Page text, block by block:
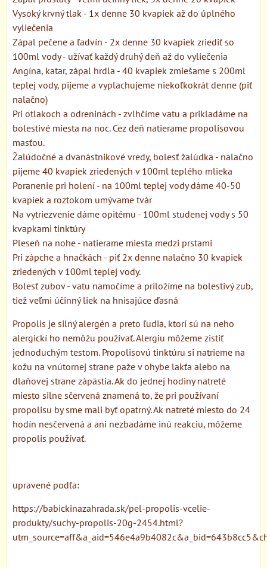
Vysoký krvný tlak - 1x denne 30 kvapiek až do úplného
vyliečenia
Zápal pečene a ľadvín - 2x denne 30 kvapiek zriediť so
100ml vody - užívať každý druhý deň až do vyliečenia
Angína, katar, zápal hrdla - 40 kvapiek zmiešame s 200ml
teplej vody, pijeme a vyplachujeme niekoľkokrát denne (piť
nalačno)
Pri otlakoch a odreninách - zvlhčíme vatu a prikladáme na
bolestivé miesta na noc. Cez deň natierame propolisovou
masťou.
Žalúdočné a dvanástnikové vredy, bolesť žalúdka - nalačno
pijeme 40 kvapiek zriedených v 100ml teplého mlieka
Poranenie pri holení - na 100ml teplej vody dáme 40-50
kvapiek a roztokom umývame tvár
Na vytriezvenie dáme opitému - 100ml studenej vody s 50
kvapkami tinktúry
Pleseň na nohe - natierame miesta medzi prstami
Pri zápche a hnačkách - piť 2x denne nalačno 30 kvapiek
zriedených v 100ml teplej vody.
Bolesť zubov - vatu namočíme a priložíme na bolestivý zub,
tiež veľmi účinný liek na hnisajúce ďasná
Propolis je silný alergén a preto ľudia, ktorí sú na neho
alergickí ho nemôžu používať. Alergiu môžeme zistiť
jednoduchým testom. Propolisovú tinktúru si natrieme na
kožu na vnútornej strane paže v ohybe lakťa alebo na
dlaňovej strane zápästia. Ak do jednej hodiny natreté
miesto silne sčervená znamená to, že pri používaní
propolisu by sme mali byť opatrný. Ak natreté miesto do 24
hodín nesčervená a ani nezbadáme inú reakciu, môžeme
propolis používať.
upravené podľa:
https://babickinazahrada.sk/pel-propolis-vcelie-
produkty/suchy-propolis-20g-2454.html?